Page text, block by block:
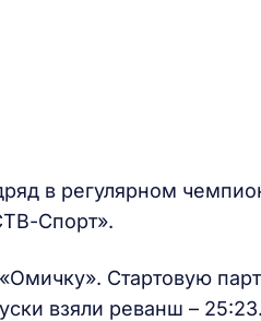
в регулярном
Спорт».
Стартовую
взяли реванш – 25:23.